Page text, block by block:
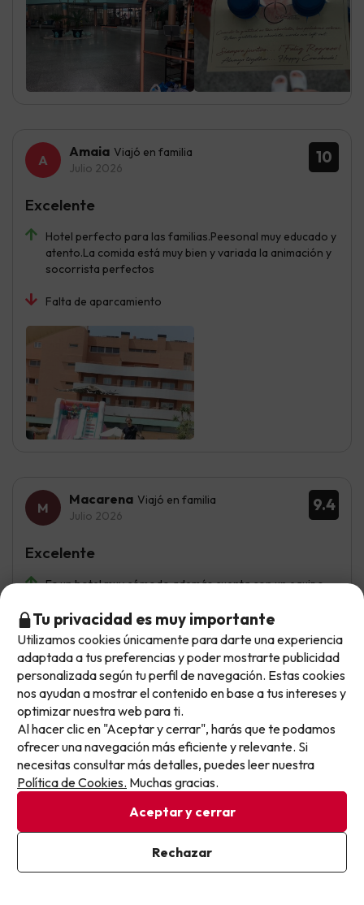
10
Amaia Viajó en familia
Julio 2026
Hotel perfecto para las familias.Peesonal muy educado y
atento.La comida está muy bien y variada la animación y
socorrista perfectos
Falta de aparcamiento
Excelente
9.4
Macarena Viajó en familia
Julio 2026
Es un hotel muy cómodo además cuenta con un equipo
Excelente
9.4
Jennifer
Viajó en familia
Julio 2026
Me ha gustado mucho el hotel, la comida estaba muy
bien, había variedad y estaba buena. Las instalaciones
están muy bien. El personal es amabilísimo y la animación
pesar de haber mucha gente alojada... Muy buena
experiencia!
Excelente
No llegas tarde: llegas al siguiente.
Este chollo ya ha caducado, pero cada día lanzamos
nuevas oportunidades para viajar mejor y pagar
menos.
Apúntate y que el próximo no se te escape.
Pon tu mejor e-mail
Ya estoy suscrito
Al suscribirte, confirmas haber leído y estar de acuerdo con la
Tu privacidad es muy importante
Utilizamos cookies únicamente para darte una experiencia
adaptada a tus preferencias y poder mostrarte publicidad
personalizada según tu perfil de navegación. Estas cookies
nos ayudan a mostrar el contenido en base a tus intereses y
optimizar nuestra web para ti.
Al hacer clic en "Aceptar y cerrar", harás que te podamos
ofrecer una navegación más eficiente y relevante. Si
necesitas consultar más detalles, puedes leer nuestra
Política de Cookies. Muchas gracias.
Aceptar y cerrar
Rechazar